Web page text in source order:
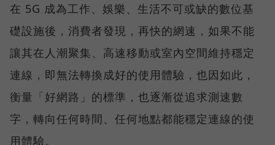
在 5G 成為工作、娛樂、生活不可或缺的數位基
礎設施後，消費者發現，再快的網速，如果不能
讓其在人潮聚集、高速移動或室內空間維持穩定
連線，即無法轉換成好的使用體驗，也因如此，
衡量「好網路」的標準，也逐漸從追求測速數
字，轉向任何時間、任何地點都能穩定連線的使
用體驗。